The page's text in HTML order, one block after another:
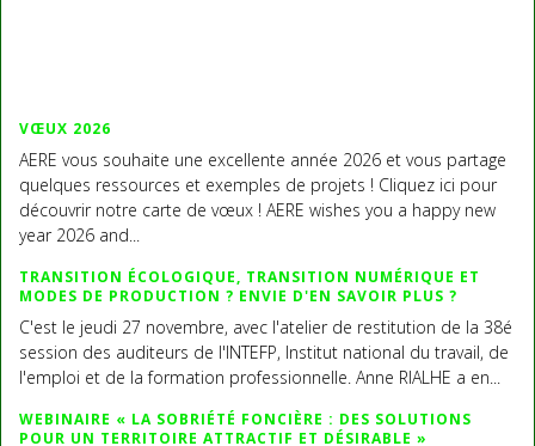
VŒUX 2026
AERE vous souhaite une excellente année 2026 et vous partage
quelques ressources et exemples de projets ! Cliquez ici pour
découvrir notre carte de vœux ! AERE wishes you a happy new
year 2026 and...
TRANSITION ÉCOLOGIQUE, TRANSITION NUMÉRIQUE ET
MODES DE PRODUCTION ? ENVIE D'EN SAVOIR PLUS ?
C'est le jeudi 27 novembre, avec l'atelier de restitution de la 38é
session des auditeurs de l'INTEFP, Institut national du travail, de
l'emploi et de la formation professionnelle. Anne RIALHE a en...
WEBINAIRE « LA SOBRIÉTÉ FONCIÈRE : DES SOLUTIONS
POUR UN TERRITOIRE ATTRACTIF ET DÉSIRABLE »